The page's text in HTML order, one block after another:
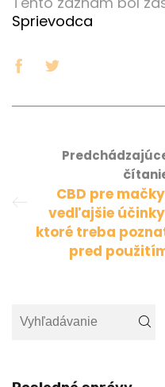
Sprievodca
CBD pre
vedľajšie
ktoré treba
pred